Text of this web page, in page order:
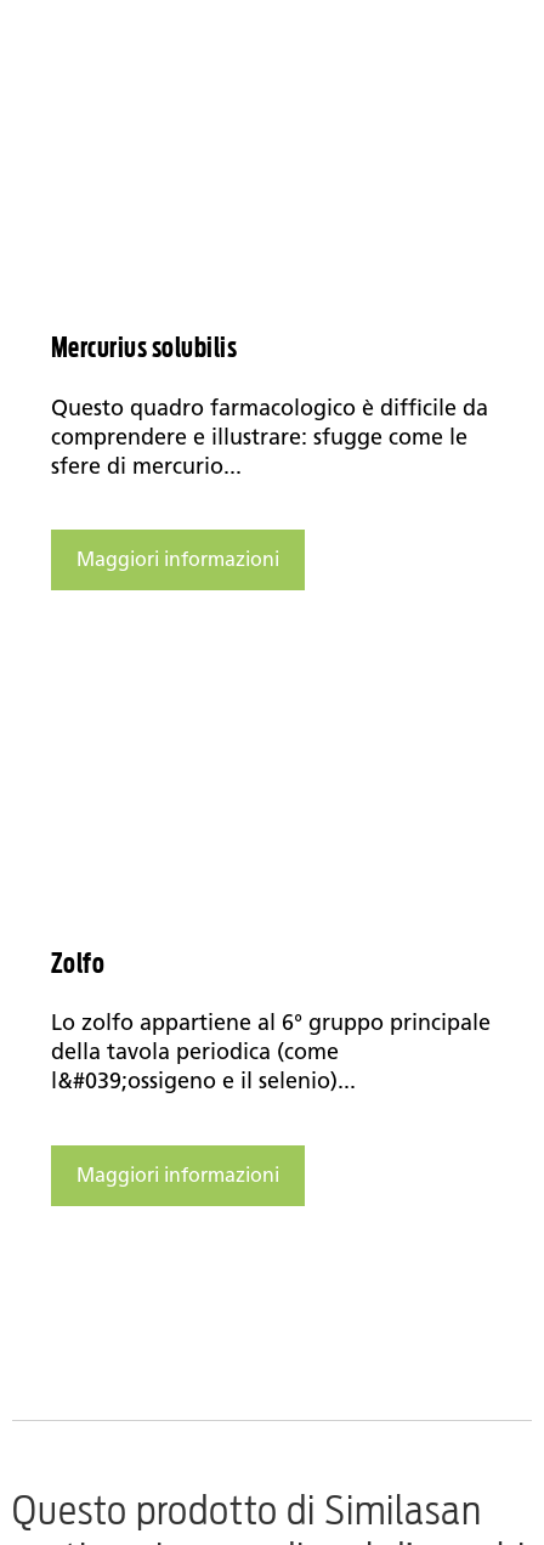
Mercurius solubilis
Questo quadro farmacologico è difficile da
comprendere e illustrare: sfugge come le
sfere di mercurio...
Maggiori informazioni
Zolfo
Lo zolfo appartiene al 6° gruppo principale
della tavola periodica (come
l&#039;ossigeno e il selenio)...
Maggiori informazioni
Questo prodotto di Similasan